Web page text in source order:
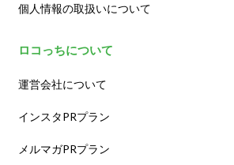
個人情報の取扱いについて
ロコっちについて
運営会社について
インスタPRプラン
メルマガPRプラン